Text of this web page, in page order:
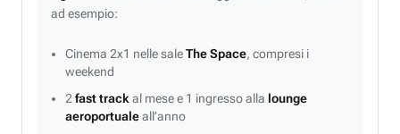
ad esempio:
Cinema 2x1 nelle saleThe Space, compresi i
weekend
2 fast track al mese e 1 ingresso alla lounge
aeroportualeall’anno